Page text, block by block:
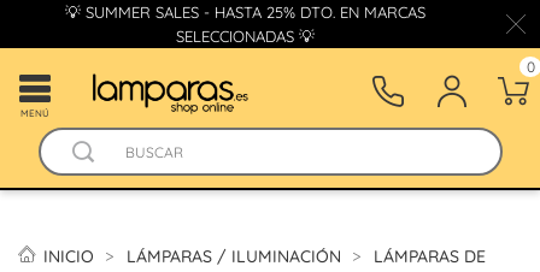
💡 SUMMER SALES - HASTA 25% DTO. EN MARCAS
SELECCIONADAS 💡
MENÚ
0
INICIO LÁMPARAS / ILUMINACIÓN
LÁMPARAS DE